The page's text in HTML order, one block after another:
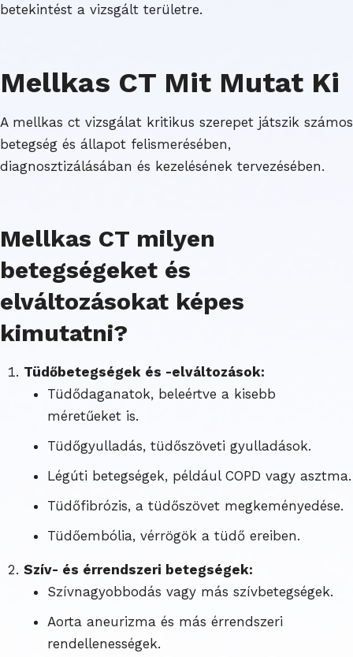
betekintést a vizsgált területre.
Mellkas CT Mit Mutat Ki
A mellkas ct vizsgálat kritikus szerepet játszik számos
betegség és állapot felismerésében,
diagnosztizálásában és kezelésének tervezésében.
Mellkas CT milyen
betegségeket és
elváltozásokat képes
kimutatni?
Tüdőbetegségek és -elváltozások:
Tüdődaganatok, beleértve a kisebb
méretűeket is.
Tüdőgyulladás, tüdőszöveti gyulladások.
Légúti betegségek, például COPD vagy asztma.
Tüdőfibrózis, a tüdőszövet megkeményedése.
Tüdőembólia, vérrögök a tüdő ereiben.
Szív- és érrendszeri betegségek:
Szívnagyobbodás vagy más szívbetegségek.
Aorta aneurizma és más érrendszeri
rendellenességek.